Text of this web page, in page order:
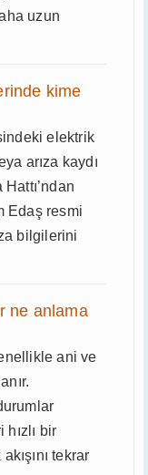
uzun
kime
elektrik
arıza kaydı
Edaş resmi
bilgilerini
ne anlama
ani ve
bir
tekrar